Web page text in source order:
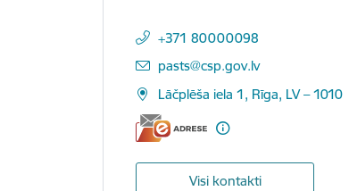
+371 80000098
E-pasts:
pasts@csp.gov.lv
Lāčplēša iela 1, Rīga, LV – 1010
Visi kontakti